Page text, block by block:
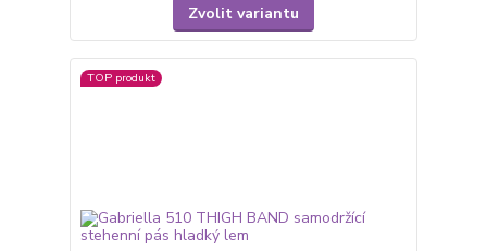
Zvolit variantu
TOP produkt